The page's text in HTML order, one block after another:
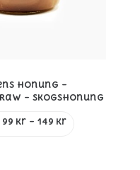
Honung –
– Skogshonung
99 kr – 149 krPrisintervall: